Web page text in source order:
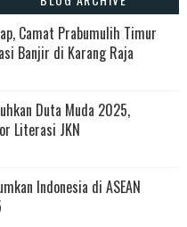
Camat Prabumulih Timur
Banjir di Karang Raja
Duta Muda 2025,
Literasi JKN
Indonesia di ASEAN